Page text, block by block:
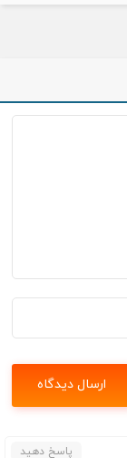
پاسخ دهید